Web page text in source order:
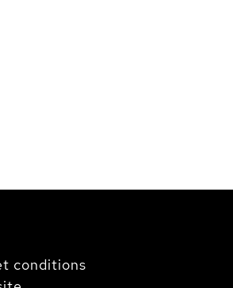
conditions